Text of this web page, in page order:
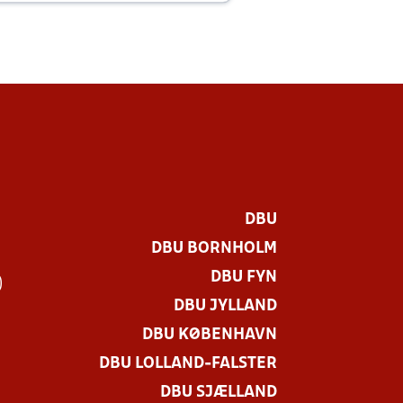
DBU
DBU BORNHOLM
DBU FYN
DBU JYLLAND
DBU KØBENHAVN
DBU LOLLAND-FALSTER
DBU SJÆLLAND